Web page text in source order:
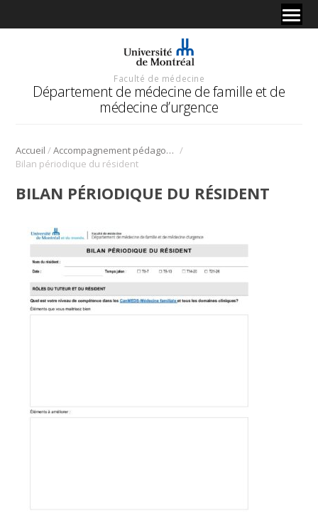
Faculté de médecine
Département de médecine de famille et de
médecine d’urgence
Accueil / Accompagnement pédagogique /
Bilan périodique du résident
BILAN PÉRIODIQUE DU RÉSIDENT